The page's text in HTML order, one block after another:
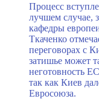
Процесс
лучшем случае,
кафедры
Ткаченко
переговорах с
затишье может
неготовность
так как Киев
Евросоюза.